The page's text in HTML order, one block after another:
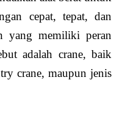
cepat, tepat, dan
yang memiliki peran
adalah crane, baik
crane, maupun jenis